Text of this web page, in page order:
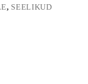
, SEELIKUD